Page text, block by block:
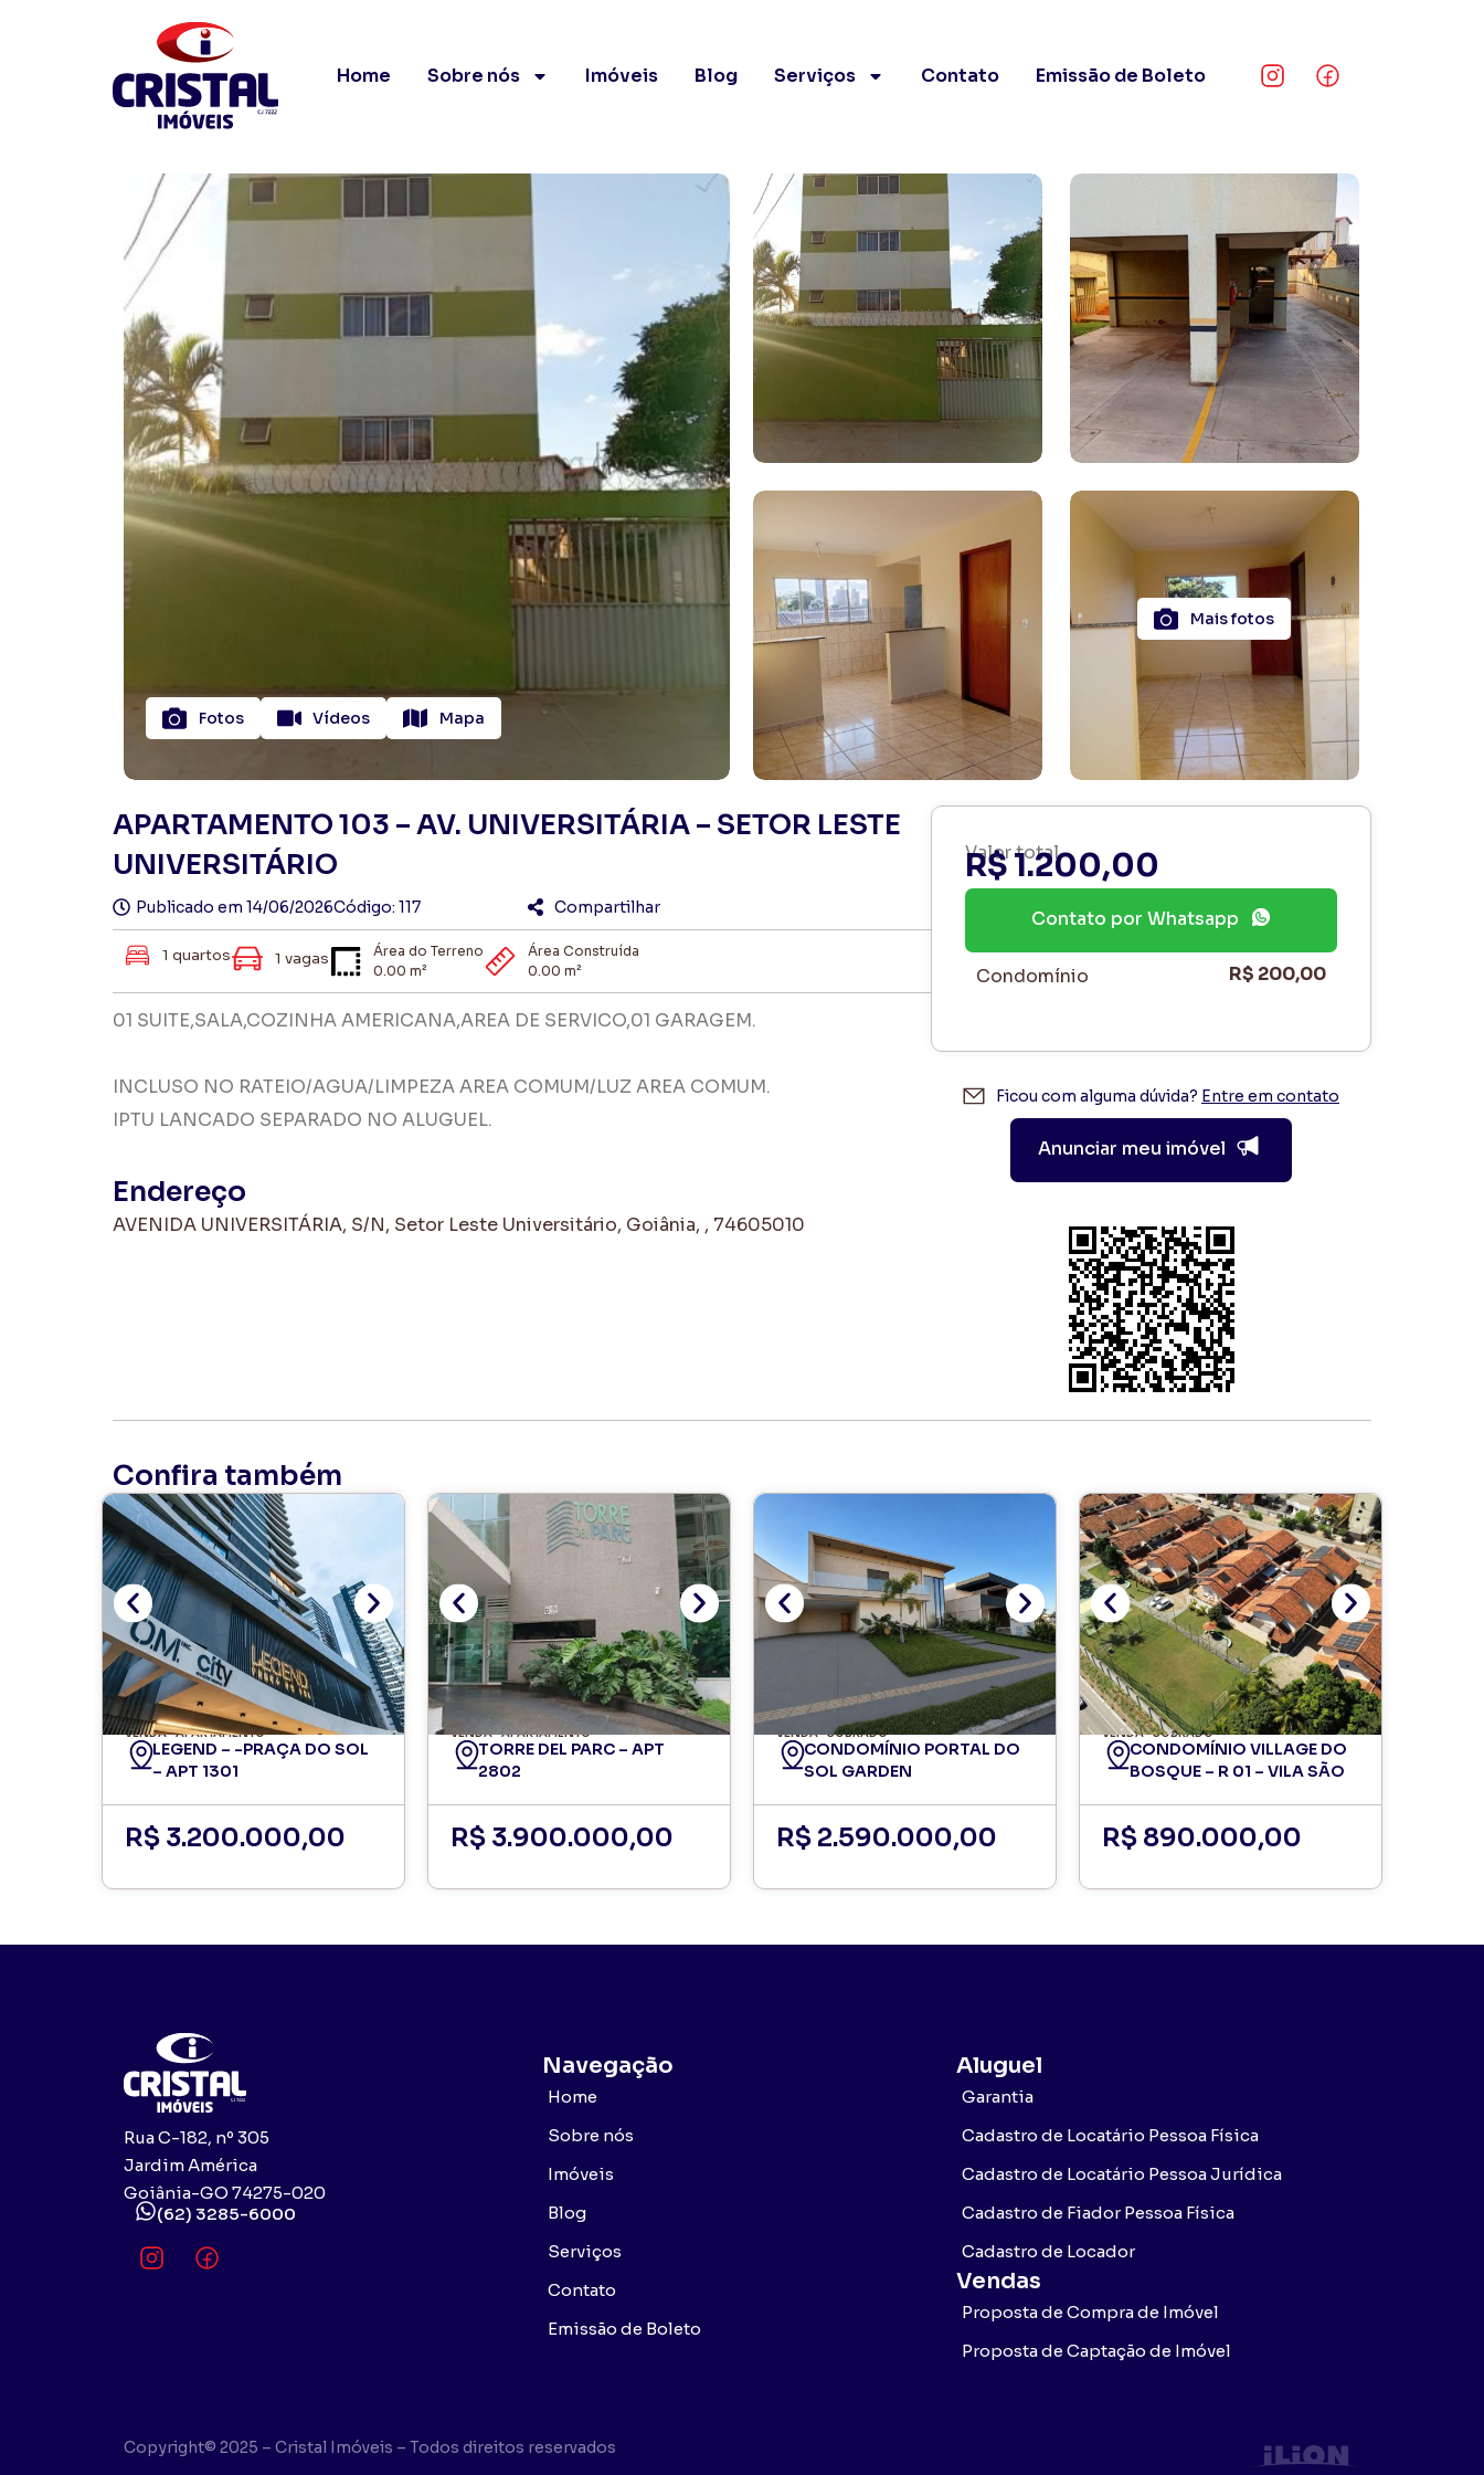
Home Sobre nós Imóveis Blog Serviços Contato Emissão de Boleto
Fotos Vídeos Mapa
Mais fotos
APARTAMENTO 103 – AV. UNIVERSITÁRIA – SETOR LESTE
UNIVERSITÁRIO
Publicado em 14/06/2026Código: 117 Compartilhar
1 quartos 1 vagas
Área do Terreno
0.00 m²
Área Construída
0.00 m²
01 SUITE,SALA,COZINHA AMERICANA,AREA DE SERVICO,01 GARAGEM.
INCLUSO NO RATEIO/AGUA/LIMPEZA AREA COMUM/LUZ AREA COMUM.
IPTU LANCADO SEPARADO NO ALUGUEL.
Endereço
AVENIDA UNIVERSITÁRIA, S/N, Setor Leste Universitário, Goiânia, , 74605010
Valor total
R$ 1.200,00
Contato por Whatsapp
Condomínio R$ 200,00
Ficou com alguma dúvida? Entre em contato
Anunciar meu imóvel
Confira também
VENDA APARTAMENTO
LEGEND – -PRAÇA DO SOL
– APT 1301
R$ 3.200.000,00
VENDA APARTAMENTO
TORRE DEL PARC – APT
2802
R$ 3.900.000,00
VENDA SOBRADO
CONDOMÍNIO PORTAL DO
SOL GARDEN
R$ 2.590.000,00
VENDA SOBRADO
CONDOMÍNIO VILLAGE DO
BOSQUE – R 01 – VILA SÃO
R$ 890.000,00
Rua C-182, nº 305
Jardim América
Goiânia-GO 74275-020
(62) 3285-6000
Navegação
Home
Sobre nós
Imóveis
Blog
Serviços
Contato
Emissão de Boleto
Aluguel
Garantia
Cadastro de Locatário Pessoa Física
Cadastro de Locatário Pessoa Jurídica
Cadastro de Fiador Pessoa Física
Cadastro de Locador
Vendas
Proposta de Compra de Imóvel
Proposta de Captação de Imóvel
Copyright© 2025 – Cristal Imóveis – Todos direitos reservados